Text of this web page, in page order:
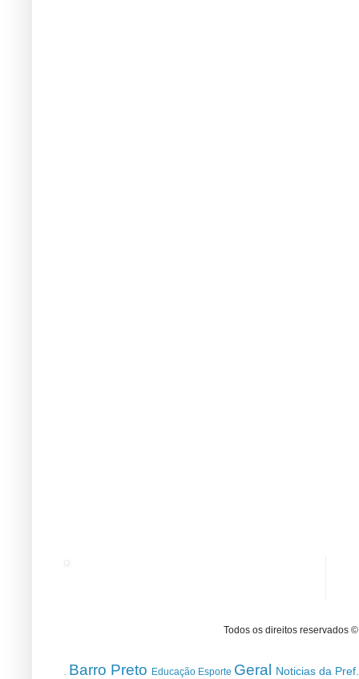
Todos os direitos reservados
Barro Preto Educação Esporte Geral Noticias da